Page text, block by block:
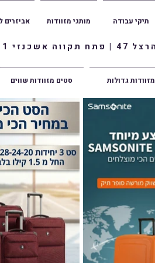
אביזרים מותגי מזוודות תיקי עבודה
סטים מזוודות שווים מזוודות גדולות